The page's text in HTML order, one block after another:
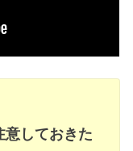
意しておきた